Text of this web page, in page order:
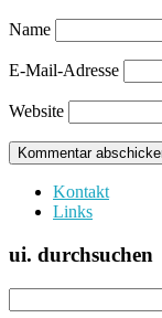
Name
E-Mail-Adresse
Website
Kontakt
Links
ui. durchsuchen